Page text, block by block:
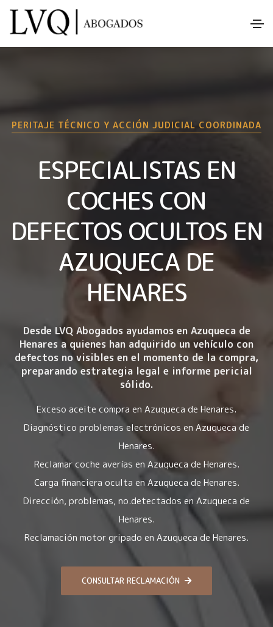
PERITAJE TÉCNICO Y ACCIÓN JUDICIAL COORDINADA
ESPECIALISTAS EN
COCHES CON
DEFECTOS OCULTOS EN
AZUQUECA DE
HENARES
Desde LVQ Abogados ayudamos en Azuqueca de
Henares a quienes han adquirido un vehículo con
defectos no visibles en el momento de la compra,
preparando estrategia legal e informe pericial
sólido.
Exceso aceite compra en Azuqueca de Henares.
Diagnóstico problemas electrónicos en Azuqueca de
Henares.
Reclamar coche averías en Azuqueca de Henares.
Carga financiera oculta en Azuqueca de Henares.
Dirección, problemas, no.detectados en Azuqueca de
Henares.
Reclamación motor gripado en Azuqueca de Henares.
CONSULTAR RECLAMACIÓN